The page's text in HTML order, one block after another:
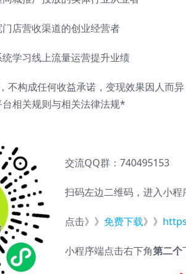
店营收渠道的创业经营者
学习线上流量运营提升业绩
不构成任何收益承诺，变现效果因人而
相关规则与相关法律法规*
交流QQ群：740495153
扫码左边二维码，进入小程
点击》》 免费下载》》
小程序端点击右下角第二个